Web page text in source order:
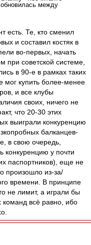
между
есть. Те, кто сменил
и составил костяк в
во-первых, начать
при советской системе,
в 90-е в рамках таких
мог купить более-менее
и все клубы
своих, ничего не
что 20-30 этих
выиграли конкуренцию
балканцев-
в свою очередь,
конкуренцию у почти
паспортников), еще не
произошло из-за/
времени. В принципе
не лимит, а играли бы
команд всё равно, ибо